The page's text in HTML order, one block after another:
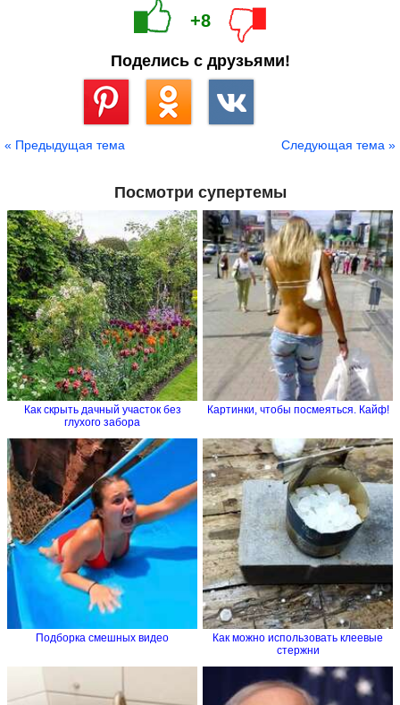
+8
Поделись с друзьями!
« Предыдущая тема Следующая тема »
Посмотри супертемы
Как cкрыть дачный участок без
глухого забора
Картинки, чтобы посмеяться. Кайф!
Подборка смешных видео
Как можно использовать клеевые
стержни